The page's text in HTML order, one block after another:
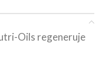
Oils regeneruje